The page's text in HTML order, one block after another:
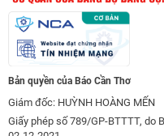
Bản quyền của Báo Cần Thơ
Giám đốc: HUỲNH HOÀNG MẾN
Giấy phép số 789/GP-BTTTT, do